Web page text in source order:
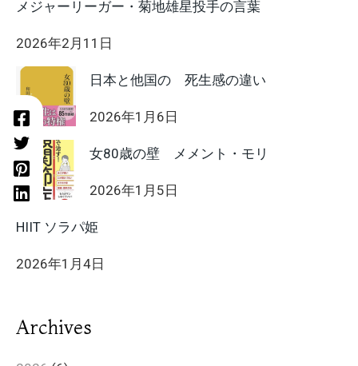
メジャーリーガー・菊地雄星投手の言葉
2026年2月11日
日本と他国の 死生感の違い
2026年1月6日
女80歳の壁 メメント・モリ
2026年1月5日
HIIT ソラパ姫
2026年1月4日
Archives